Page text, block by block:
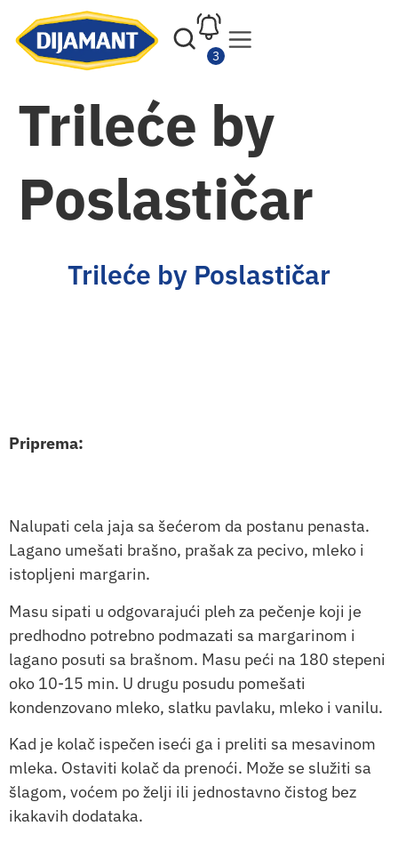
Trileće by
Poslastičar
Trileće by Poslastičar
Priprema:
Nalupati cela jaja sa šećerom da postanu penasta.
Lagano umešati brašno, prašak za pecivo, mleko i
istopljeni margarin.
Masu sipati u odgovarajući pleh za pečenje koji je
predhodno potrebno podmazati sa margarinom i
lagano posuti sa brašnom. Masu peći na 180 stepeni
oko 10-15 min. U drugu posudu pomešati
kondenzovano mleko, slatku pavlaku, mleko i vanilu.
Kad je kolač ispečen iseći ga i preliti sa mesavinom
mleka. Ostaviti kolač da prenoći. Može se služiti sa
šlagom, voćem po želji ili jednostavno čistog bez
ikakavih dodataka.